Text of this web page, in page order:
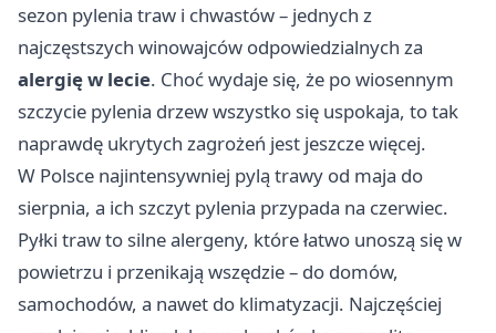
sezon pylenia traw i chwastów – jednych z
najczęstszych winowajców odpowiedzialnych za
alergię w lecie. Choć wydaje się, że po wiosennym
szczycie pylenia drzew wszystko się uspokaja, to tak
naprawdę ukrytych zagrożeń jest jeszcze więcej.
W Polsce najintensywniej pylą trawy od maja do
sierpnia, a ich szczyt pylenia przypada na czerwiec.
Pyłki traw to silne alergeny, które łatwo unoszą się w
powietrzu i przenikają wszędzie – do domów,
samochodów, a nawet do klimatyzacji. Najczęściej